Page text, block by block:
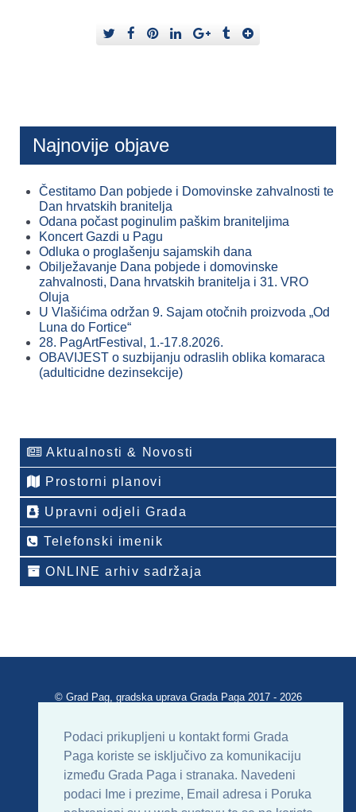
Podaci prikupljeni u kontakt formi Grada
Paga koriste se isključivo za komunikaciju
između Grada Paga i stranaka. Navedeni
podaci Ime i prezime, Email adresa i Poruka
Najnovije objave
Čestitamo Dan pobjede i Domovinske zahvalnosti te
Dan hrvatskih branitelja
Odana počast poginulim paškim braniteljima
Koncert Gazdi u Pagu
Odluka o proglašenju sajamskih dana
Obilježavanje Dana pobjede i domovinske
zahvalnosti, Dana hrvatskih branitelja i 31. VRO
Oluja
U Vlašićima održan 9. Sajam otočnih proizvoda „Od
Luna do Fortice“
28. PagArtFestival, 1.-17.8.2026.
OBAVIJEST o suzbijanju odraslih oblika komaraca
(adulticidne dezinsekcije)
Aktualnosti & Novosti
Prostorni planovi
Upravni odjeli Grada
Telefonski imenik
ONLINE arhiv sadržaja
© Grad Pag, gradska uprava Grada Paga 2017 - 2026
Uvjeti korištenja Impressum
Kontakt
Sitemap
RSS